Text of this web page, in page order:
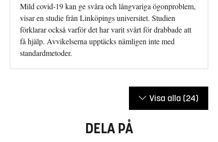
Mild covid-19 kan ge svåra och långvariga ögonproblem,
visar en studie från Linköpings universitet. Studien
förklarar också varför det har varit svårt för drabbade att
få hjälp. Avvikelserna upptäcks nämligen inte med
standardmetoder.
Visa alla (24)
DELA PÅ